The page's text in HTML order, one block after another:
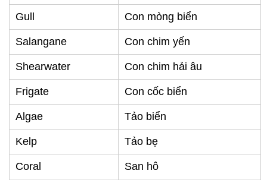
Gull Con mòng biển
Salangane Con chim yến
Shearwater Con chim hải âu
Frigate Con cốc biển
Algae Tảo biển
Kelp Tảo bẹ
Coral San hô